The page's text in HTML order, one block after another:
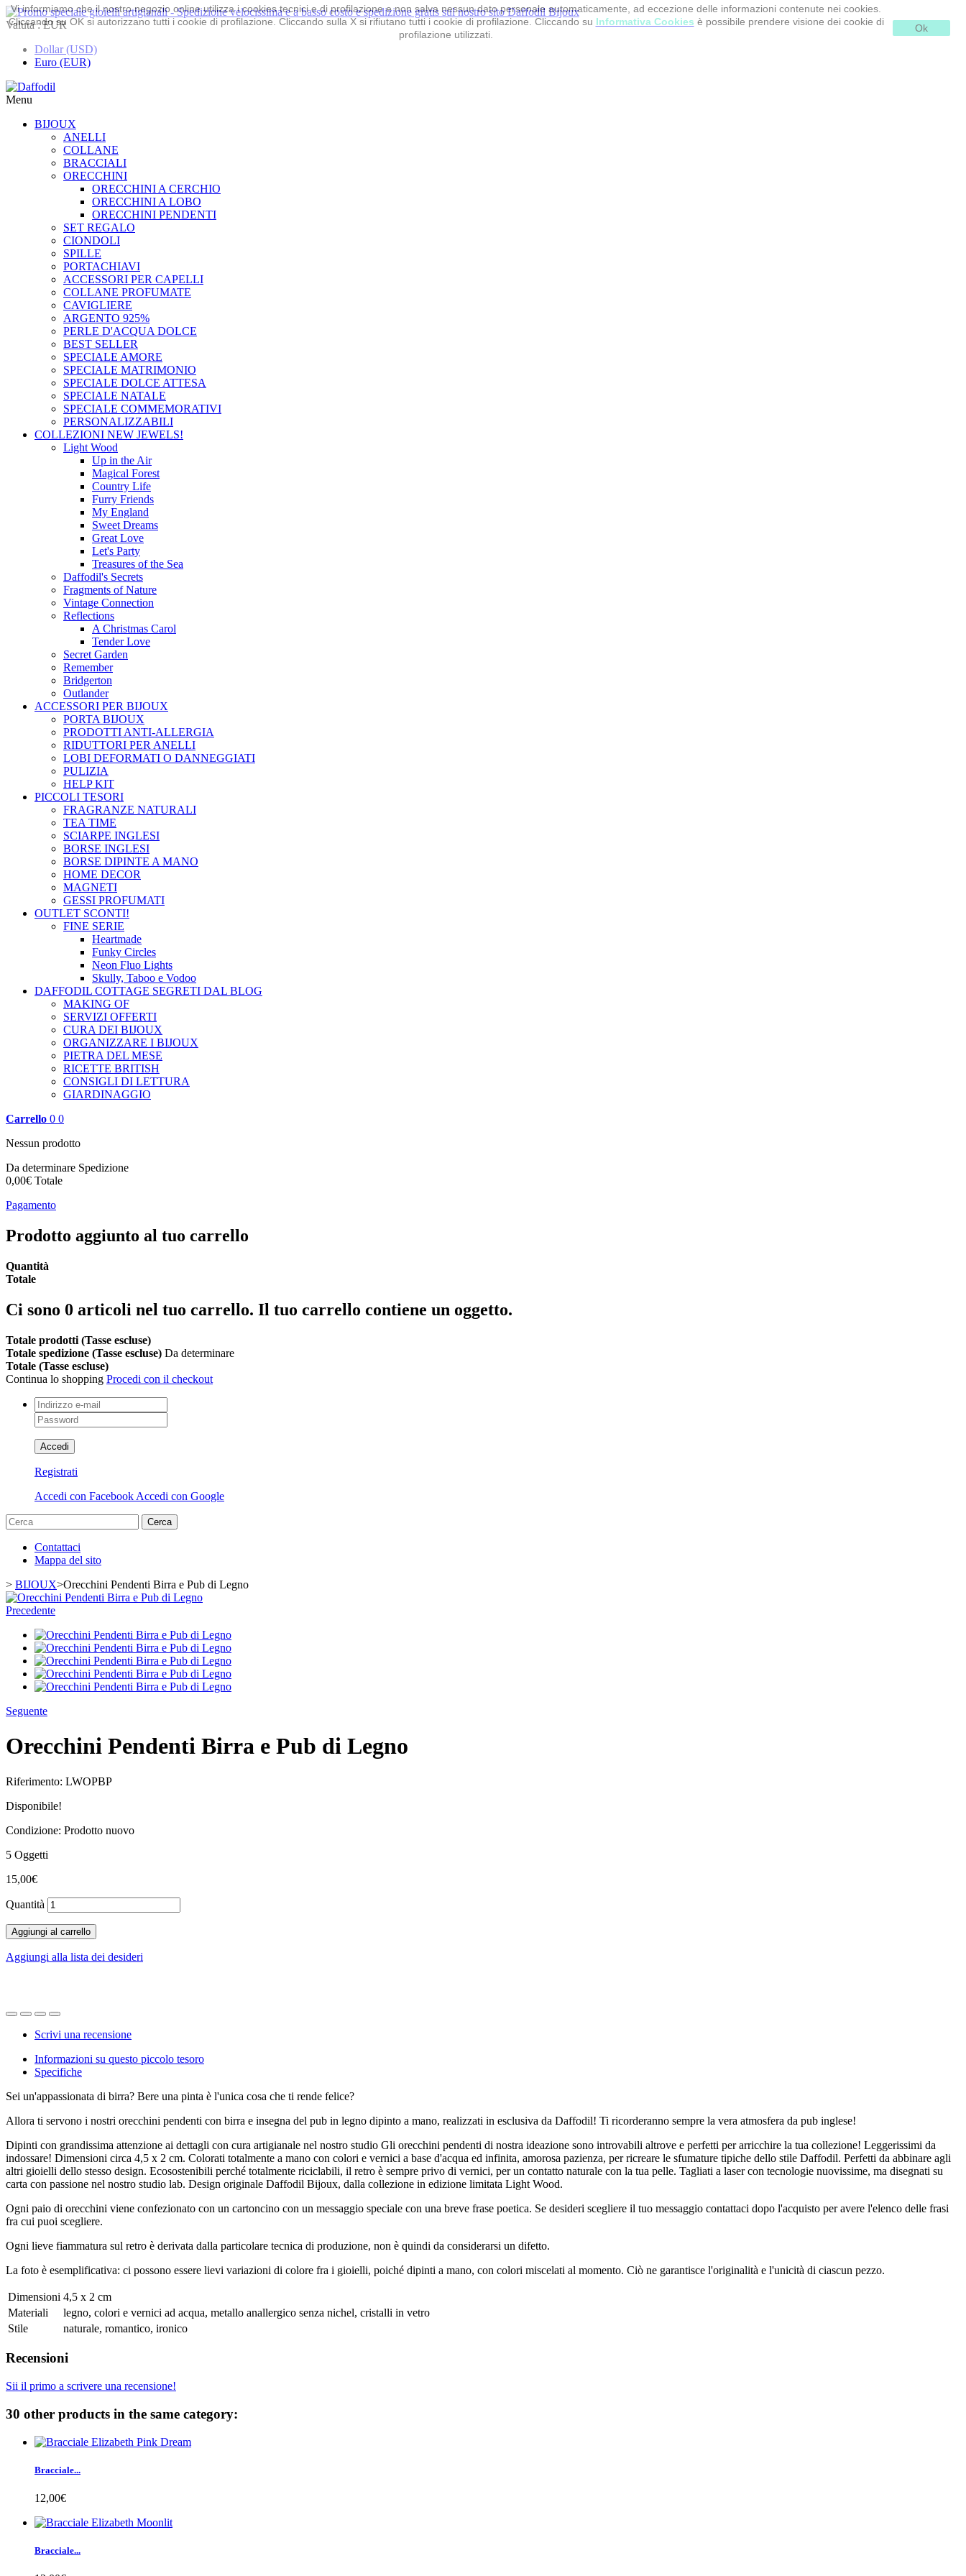
Valuta : EUR
Dollar (USD)
Euro (EUR)
Menu
BIJOUX
ANELLI
COLLANE
BRACCIALI
ORECCHINI
ORECCHINI A CERCHIO
ORECCHINI A LOBO
ORECCHINI PENDENTI
SET REGALO
CIONDOLI
SPILLE
PORTACHIAVI
ACCESSORI PER CAPELLI
COLLANE PROFUMATE
CAVIGLIERE
ARGENTO 925%
PERLE D'ACQUA DOLCE
BEST SELLER
SPECIALE AMORE
SPECIALE MATRIMONIO
SPECIALE DOLCE ATTESA
SPECIALE NATALE
SPECIALE COMMEMORATIVI
PERSONALIZZABILI
COLLEZIONI NEW JEWELS!
Light Wood
Up in the Air
Magical Forest
Country Life
Furry Friends
My England
Sweet Dreams
Great Love
Let's Party
Treasures of the Sea
Daffodil's Secrets
Fragments of Nature
Vintage Connection
Reflections
A Christmas Carol
Tender Love
Secret Garden
Remember
Bridgerton
Outlander
ACCESSORI PER BIJOUX
PORTA BIJOUX
PRODOTTI ANTI-ALLERGIA
RIDUTTORI PER ANELLI
LOBI DEFORMATI O DANNEGGIATI
PULIZIA
HELP KIT
PICCOLI TESORI
FRAGRANZE NATURALI
TEA TIME
SCIARPE INGLESI
BORSE INGLESI
BORSE DIPINTE A MANO
HOME DECOR
MAGNETI
GESSI PROFUMATI
OUTLET SCONTI!
FINE SERIE
Heartmade
Funky Circles
Neon Fluo Lights
Skully, Taboo e Vodoo
DAFFODIL COTTAGE SEGRETI DAL BLOG
MAKING OF
SERVIZI OFFERTI
CURA DEI BIJOUX
ORGANIZZARE I BIJOUX
PIETRA DEL MESE
RICETTE BRITISH
CONSIGLI DI LETTURA
GIARDINAGGIO
Carrello 0 0
Nessun prodotto
Da determinare Spedizione
0,00€ Totale
Pagamento
Prodotto aggiunto al tuo carrello
Quantità
Totale
Ci sono 0 articoli nel tuo carrello. Il tuo carrello contiene un oggetto.
Totale prodotti (Tasse escluse)
Totale spedizione (Tasse escluse) Da determinare
Totale (Tasse escluse)
Continua lo shopping Procedi con il checkout
Accedi
Registrati
Accedi con Facebook Accedi con Google
Cerca
Contattaci
Mappa del sito
> BIJOUX>Orecchini Pendenti Birra e Pub di Legno
Precedente
Seguente
Orecchini Pendenti Birra e Pub di Legno
Riferimento: LWOPBP
Disponibile!
Condizione: Prodotto nuovo
5 Oggetti
15,00€
Quantità
Aggiungi al carrello
Aggiungi alla lista dei desideri
Scrivi una recensione
Informazioni su questo piccolo tesoro
Specifiche
Sei un'appassionata di birra? Bere una pinta è l'unica cosa che ti rende felice?
Allora ti servono i nostri orecchini pendenti con birra e insegna del pub in legno dipinto a mano, realizzati in esclusiva da Daffodil! Ti ricorderanno sempre la vera atmosfera da pub inglese!
Dipinti con grandissima attenzione ai dettagli con cura artigianale nel nostro studio Gli orecchini pendenti di nostra ideazione sono introvabili altrove e perfetti per arricchire la tua collezione! Leggerissimi da
indossare! Dimensioni circa 4,5 x 2 cm. Colorati totalmente a mano con colori e vernici a base d'acqua ed infinita, amorosa pazienza, per ricreare le sfumature tipiche dello stile Daffodil. Perfetti da abbinare agli
altri gioielli dello stesso design. Ecosostenibili perché totalmente riciclabili, il retro è sempre privo di vernici, per un contatto naturale con la tua pelle. Tagliati a laser con tecnologie nuovissime, ma disegnati su
carta con passione nel nostro studio lab. Design originale Daffodil Bijoux, dalla collezione in edizione limitata Light Wood.
Ogni paio di orecchini viene confezionato con un cartoncino con un messaggio speciale con una breve frase poetica. Se desideri scegliere il tuo messaggio contattaci dopo l'acquisto per avere l'elenco delle frasi
fra cui puoi scegliere.
Ogni lieve fiammatura sul retro è derivata dalla particolare tecnica di produzione, non è quindi da considerarsi un difetto.
La foto è esemplificativa: ci possono essere lievi variazioni di colore fra i gioielli, poiché dipinti a mano, con colori miscelati al momento. Ciò ne garantisce l'originalità e l'unicità di ciascun pezzo.
Dimensioni 4,5 x 2 cm
Materiali
legno, colori e vernici ad acqua, metallo anallergico senza nichel, cristalli in vetro
Stile
naturale, romantico, ironico
Recensioni
Sii il primo a scrivere una recensione!
30 other products in the same category:
Bracciale...
12,00€
Bracciale...
Vi informiamo che il nostro negozio online utilizza i cookies tecnici e di profilazione e non salva nessun dato personale automaticamente, ad eccezione delle informazioni contenute nei cookies.
Cliccando su OK si autorizzano tutti i cookie di profilazione. Cliccando sulla X si rifiutano tutti i cookie di profilazione. Cliccando su Informativa Cookies è possibile prendere visione dei cookie di
profilazione utilizzati.
Ok